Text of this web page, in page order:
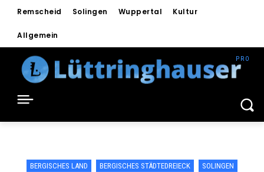
Remscheid Solingen Wuppertal Kultur
Allgemein
BERGISCHES LAND BERGISCHES STÄDTEDREIECK SOLINGEN